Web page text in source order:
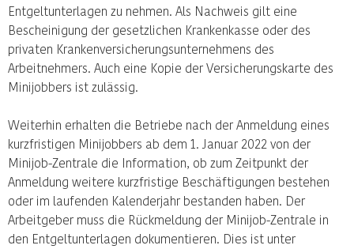
Entgeltunterlagen zu nehmen. Als Nachweis gilt eine
Bescheinigung der gesetzlichen Krankenkasse oder des
privaten Krankenversicherungsunternehmens des
Arbeitnehmers. Auch eine Kopie der Versicherungskarte des
Minijobbers ist zulässig.
Weiterhin erhalten die Betriebe nach der Anmeldung eines
kurzfristigen Minijobbers ab dem 1. Januar 2022 von der
Minijob-Zentrale die Information, ob zum Zeitpunkt der
Anmeldung weitere kurzfristige Beschäftigungen bestehen
oder im laufenden Kalenderjahr bestanden haben. Der
Arbeitgeber muss die Rückmeldung der Minijob-Zentrale in
den Entgeltunterlagen dokumentieren. Dies ist unter